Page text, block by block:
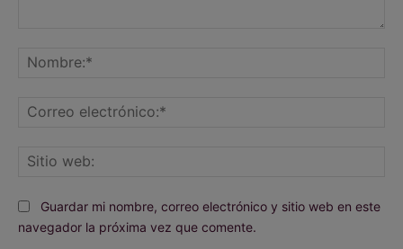
Guardar mi nombre, correo electrónico y sitio web en este
navegador la próxima vez que comente.